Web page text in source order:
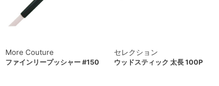
More Couture
ファインリープッシャー #150
セレクション
ウッドスティック 太長 100P